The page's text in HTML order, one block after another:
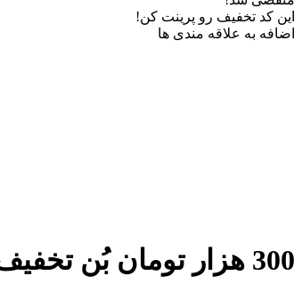
این کد تخفیف رو پرینت کن!
اضافه به علاقه مندی ها
300 هزار تومان بُن تخفیف خرید عینک از دیجی کالا